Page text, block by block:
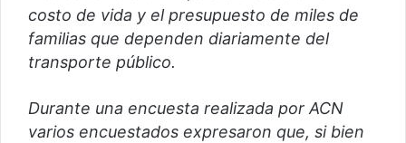
ó
n
i
costo de vida y el presupuesto de miles de
familias que dependen diariamente del
transporte público.
Durante una encuesta realizada por ACN
varios encuestados expresaron que, si bien